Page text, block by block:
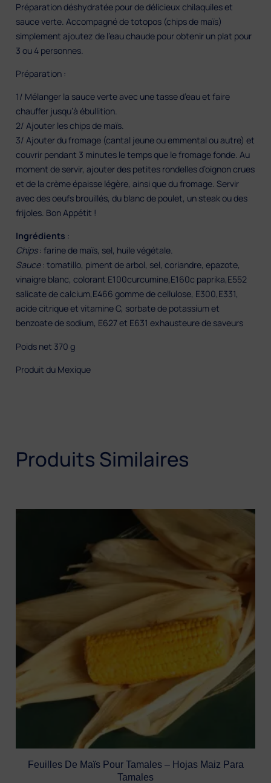
Préparation déshydratée pour de délicieux chilaquiles et
sauce verte. Accompagné de totopos (chips de maïs)
simplement ajoutez de l’eau chaude pour obtenir un plat pour
3 ou 4 personnes.
Préparation :
1/ Mélanger la sauce verte avec une tasse d’eau et faire
chauffer jusqu’à ébullition.
2/ Ajouter les chips de maïs.
3/ Ajouter du fromage (cantal jeune ou emmental ou autre) et
couvrir pendant 3 minutes le temps que le fromage fonde. Au
moment de servir, ajouter des petites rondelles d’oignon crues
et de la crème épaisse légère, ainsi que du fromage. Servir
avec des oeufs brouillés, du blanc de poulet, un steak ou des
frijoles. Bon Appétit !
Ingrédients :
Chips: farine de maïs, sel, huile végétale.
Sauce: tomatillo, piment de arbol, sel, coriandre, epazote,
vinaigre blanc, colorant E100curcumine,E160c paprika,E552
salicate de calcium,E466 gomme de cellulose, E300,E331,
acide citrique et vitamine C, sorbate de potassium et
benzoate de sodium, E627 et E631 exhausteure de saveurs
Poids net 370 g
Produit du Mexique
Produits Similaires
Feuilles De Maïs Pour Tamales – Hojas Maiz Para
Tamales